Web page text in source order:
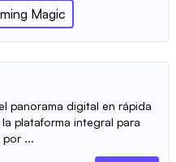
Magic
panorama digital en rápida
plataforma integral para
...